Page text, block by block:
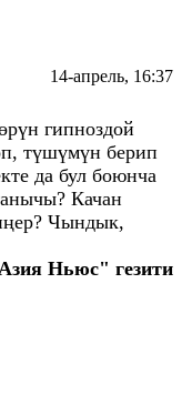
14-апрель, 16:37
гипноздой
түшүмүн берип
да бул боюнча
Качан
Чындык,
Ньюс" гезити